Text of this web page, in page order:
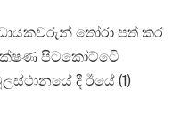
තෝරා පත් කර
පිටකෝට්ටෙි
දී ඊයේ (1)